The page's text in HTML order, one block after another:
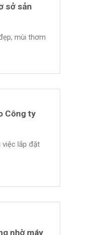
sở sản
mùi thơm
Công ty
việc lắp đặt
nhờ máy